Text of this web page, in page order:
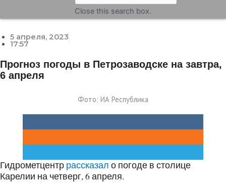
Close this search box.
5 апреля, 2023
17:57
Прогноз погоды в Петрозаводске на завтра,
6 апреля
Фото: ИА Республика
Гидрометцентр рассказал о погоде в столице
Карелии на четверг, 6 апреля.